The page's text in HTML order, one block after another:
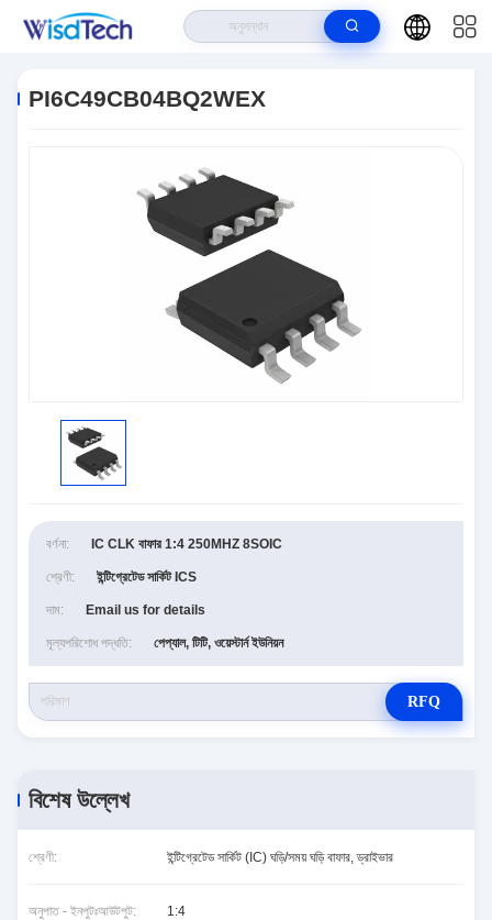
PI6C49CB04BQ2WEX
বর্ণনা: IC CLK বাফার 1:4 250MHZ 8SOIC
শ্রেণী: ইন্টিগ্রেটেড সার্কিট ICS
দাম: Email us for details
মূল্যপরিশোধ পদ্ধতি: পেপ্যাল, টিটি, ওয়েস্টার্ন ইউনিয়ন
RFQ
বিশেষ উল্লেখ
শ্রেণী: ইন্টিগ্রেটেড সার্কিট (IC) ঘড়ি/সময় ঘড়ি বাফার, ড্রাইভার
অনুপাত - ইনপুটঃআউটপুট: 1:4